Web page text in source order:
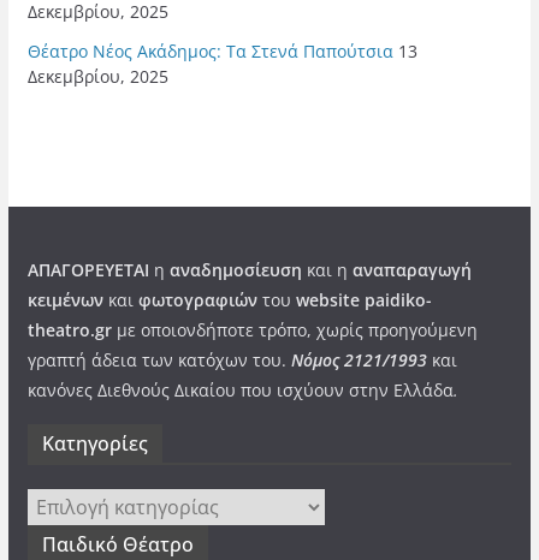
Δεκεμβρίου, 2025
Θέατρο Νέος Ακάδημος: Τα Στενά Παπούτσια 13
Δεκεμβρίου, 2025
ΑΠΑΓΟΡΕΥΕΤΑΙ η αναδημοσίευση και η αναπαραγωγή
κειμένωνκαι φωτογραφιώντου website paidiko-
theatro.grμε οποιονδήποτε τρόπο, χωρίς προηγούμενη
γραπτή άδεια των κατόχων του. Νόμος 2121/1993και
κανόνες Διεθνούς Δικαίου που ισχύουν στην Ελλάδα.
Kατηγορίες
Kατηγορίες
Παιδικό Θέατρο